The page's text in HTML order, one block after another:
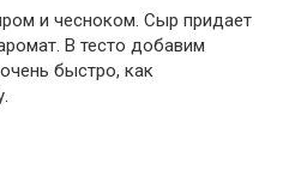
и чесноком. Сыр придает
В тесто добавим
быстро, как